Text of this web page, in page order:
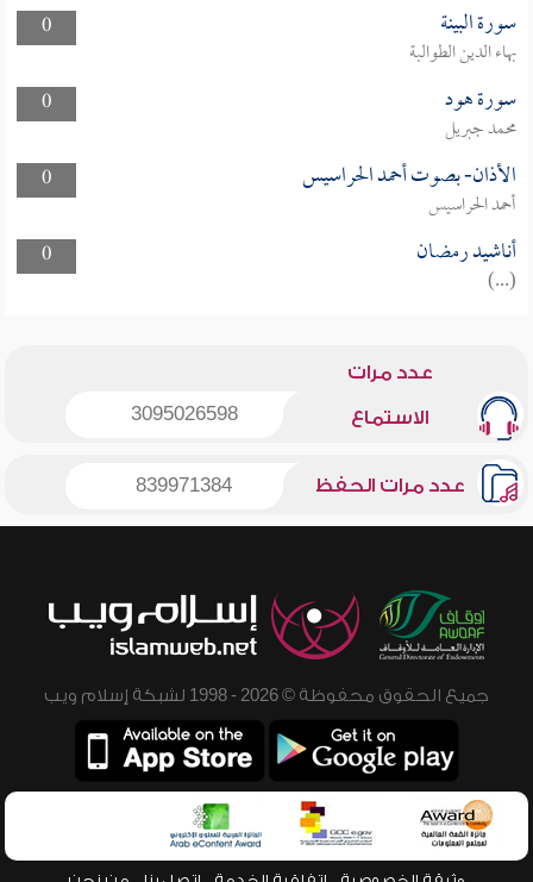
0
سورة البينة
بهاء الدين الطوالبة
0
سورة هود
محمد جبريل
0
الأذان- بصوت أحمد الحراسيس
أحمد الحراسيس
0
أناشيد رمضان
(...)
عدد مرات
الاستماع 3095026598
عدد مرات الحفظ 839971384
جميع الحقوق محفوظة © 2026 - 1998 لشبكة إسلام ويب